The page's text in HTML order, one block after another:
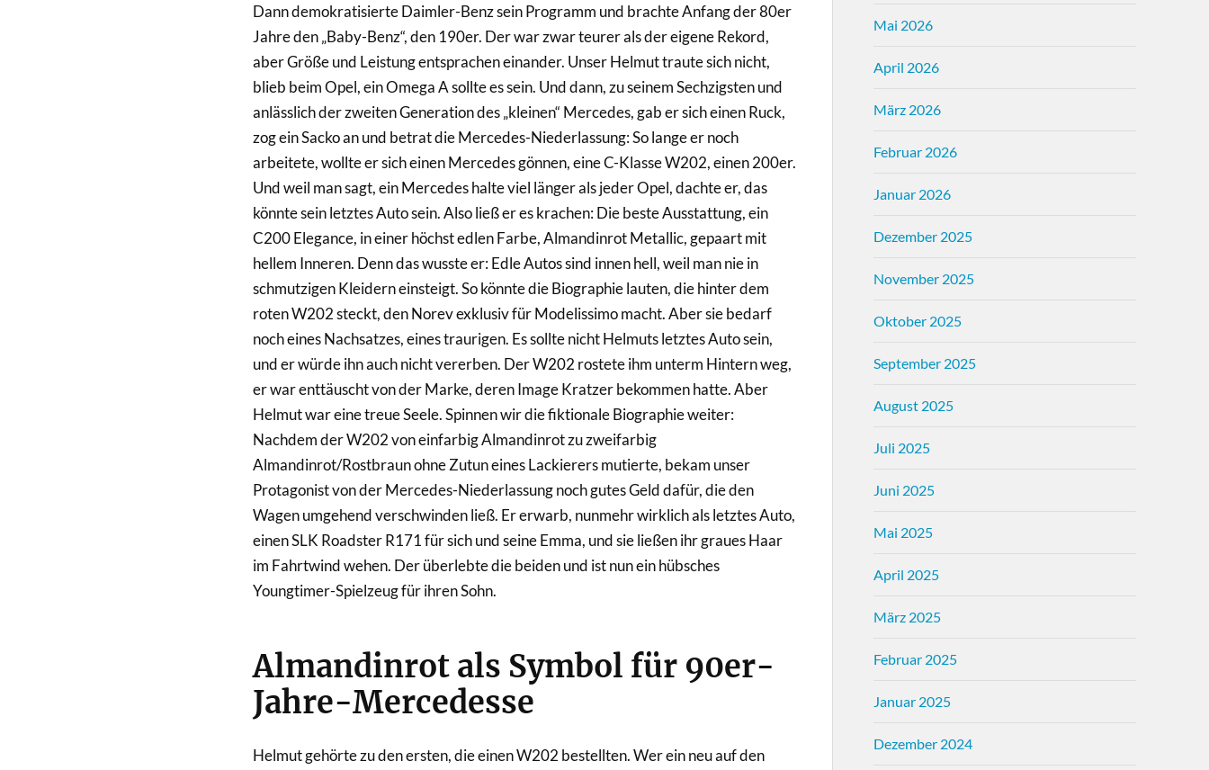
Dann demokratisierte Daimler-Benz sein Programm und brachte Anfang der 80er
Jahre den „Baby-Benz“, den 190er. Der war zwar teurer als der eigene Rekord,
aber Größe und Leistung entsprachen einander. Unser Helmut traute sich nicht,
blieb beim Opel, ein Omega A sollte es sein. Und dann, zu seinem Sechzigsten und
anlässlich der zweiten Generation des „kleinen“ Mercedes, gab er sich einen Ruck,
zog ein Sacko an und betrat die Mercedes-Niederlassung: So lange er noch
arbeitete, wollte er sich einen Mercedes gönnen, eine C-Klasse W202, einen 200er.
Und weil man sagt, ein Mercedes halte viel länger als jeder Opel, dachte er, das
könnte sein letztes Auto sein. Also ließ er es krachen: Die beste Ausstattung, ein
C200 Elegance, in einer höchst edlen Farbe, Almandinrot Metallic, gepaart mit
hellem Inneren. Denn das wusste er: Edle Autos sind innen hell, weil man nie in
schmutzigen Kleidern einsteigt. So könnte die Biographie lauten, die hinter dem
roten W202 steckt, den Norev exklusiv für Modelissimo macht. Aber sie bedarf
noch eines Nachsatzes, eines traurigen. Es sollte nicht Helmuts letztes Auto sein,
und er würde ihn auch nicht vererben. Der W202 rostete ihm unterm Hintern weg,
er war enttäuscht von der Marke, deren Image Kratzer bekommen hatte. Aber
Helmut war eine treue Seele. Spinnen wir die fiktionale Biographie weiter:
Nachdem der W202 von einfarbig Almandinrot zu zweifarbig
Almandinrot/Rostbraun ohne Zutun eines Lackierers mutierte, bekam unser
Protagonist von der Mercedes-Niederlassung noch gutes Geld dafür, die den
Wagen umgehend verschwinden ließ. Er erwarb, nunmehr wirklich als letztes Auto,
einen SLK Roadster R171 für sich und seine Emma, und sie ließen ihr graues Haar
im Fahrtwind wehen. Der überlebte die beiden und ist nun ein hübsches
Youngtimer-Spielzeug für ihren Sohn.
Almandinrot als Symbol für 90er-
Jahre-Mercedesse
Helmut gehörte zu den ersten, die einen W202 bestellten. Wer ein neu auf den
Mai 2026
April 2026
März 2026
Februar 2026
Januar 2026
Dezember 2025
November 2025
Oktober 2025
September 2025
August 2025
Juli 2025
Juni 2025
Mai 2025
April 2025
März 2025
Februar 2025
Januar 2025
Dezember 2024